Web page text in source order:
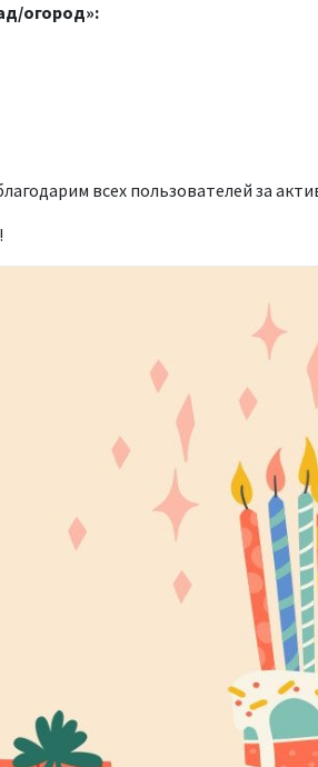
огород»:
всех пользователей за